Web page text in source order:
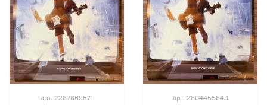
арт. 2287869571 арт. 2804455849